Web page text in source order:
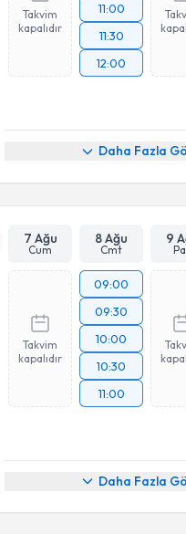
Takvim
kapalıdır
11:00
11:30
12:00
Daha Fazla
7 Ağu
Cum
8 Ağu
Cmt
9
Takvim
kapalıdır
09:00
09:30
10:00
10:30
11:00
Daha Fazla